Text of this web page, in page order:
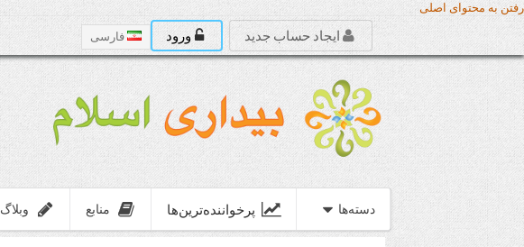
رفتن به محتوای اصلی
ایجاد حساب جدید ورود فارسی
دسته‌‌ها پرخواننده‌ترین‌ها منابع وبلاگ